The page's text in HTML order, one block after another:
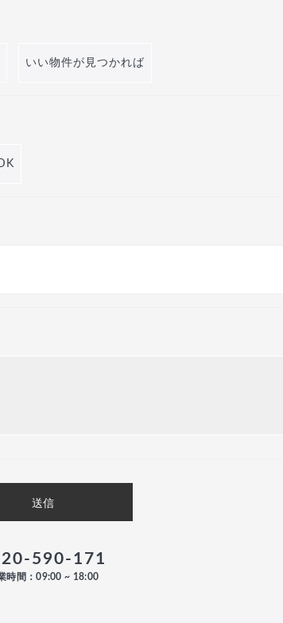
いい物件が見つかれば
590-171
時間：09:00 ~ 18:00